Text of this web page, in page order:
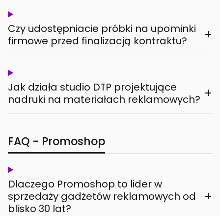
Czy udostępniacie próbki na upominki
firmowe przed finalizacją kontraktu?
+
Jak działa studio DTP projektujące
nadruki na materiałach reklamowych? +
FAQ - Promoshop
Dlaczego Promoshop to lider w
sprzedaży gadżetów reklamowych od
blisko 30 lat?
+